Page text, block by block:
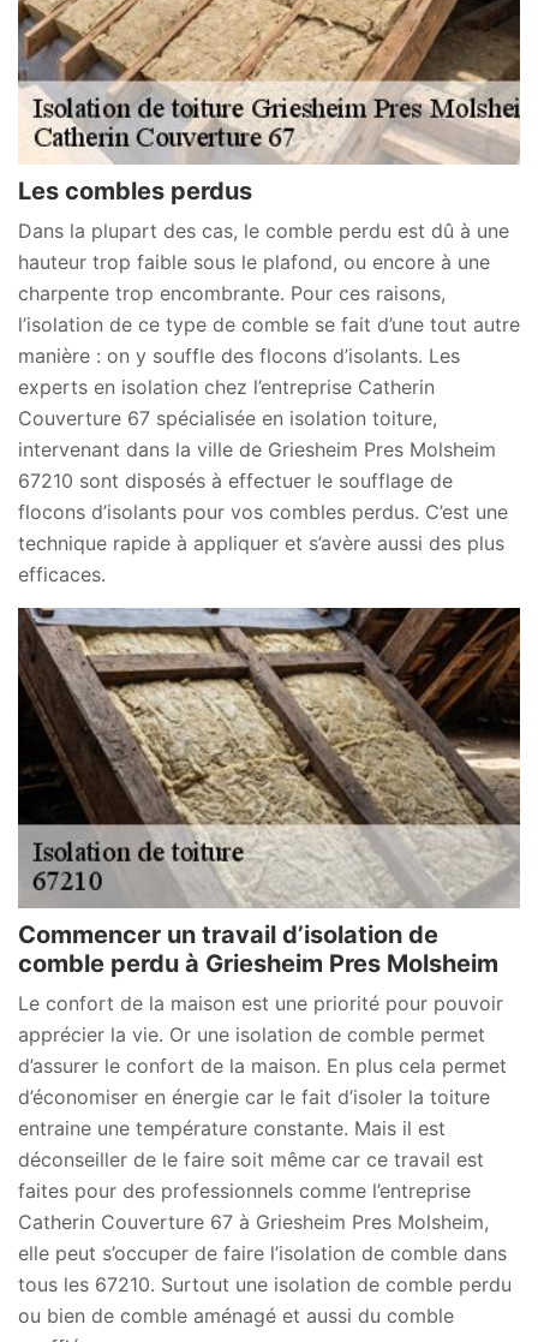
Les combles perdus
Dans la plupart des cas, le comble perdu est dû à une
hauteur trop faible sous le plafond, ou encore à une
charpente trop encombrante. Pour ces raisons,
l’isolation de ce type de comble se fait d’une tout autre
manière : on y souffle des flocons d’isolants. Les
experts en isolation chez l’entreprise Catherin
Couverture 67 spécialisée en isolation toiture,
intervenant dans la ville de Griesheim Pres Molsheim
67210 sont disposés à effectuer le soufflage de
flocons d’isolants pour vos combles perdus. C’est une
technique rapide à appliquer et s’avère aussi des plus
efficaces.
Commencer un travail d’isolation de
comble perdu à Griesheim Pres Molsheim
Le confort de la maison est une priorité pour pouvoir
apprécier la vie. Or une isolation de comble permet
d’assurer le confort de la maison. En plus cela permet
d’économiser en énergie car le fait d’isoler la toiture
entraine une température constante. Mais il est
déconseiller de le faire soit même car ce travail est
faites pour des professionnels comme l’entreprise
Catherin Couverture 67 à Griesheim Pres Molsheim,
elle peut s’occuper de faire l’isolation de comble dans
tous les 67210. Surtout une isolation de comble perdu
ou bien de comble aménagé et aussi du comble